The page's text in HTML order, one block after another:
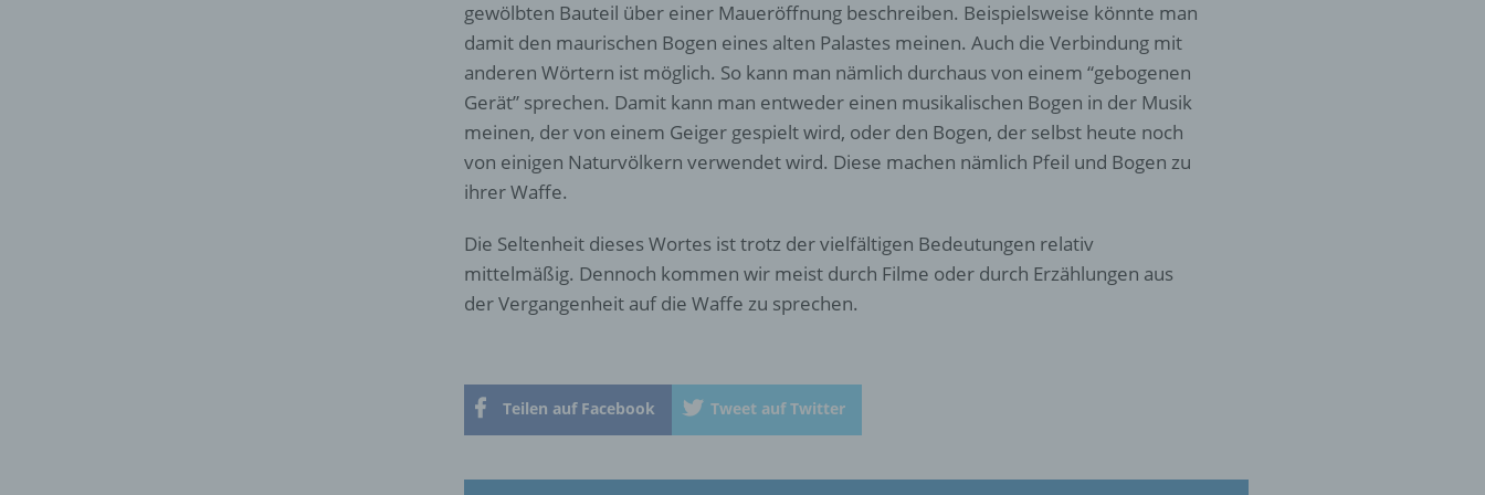
gewölbten Bauteil über einer Maueröffnung beschreiben. Beispielsweise könnte man
damit den maurischen Bogen eines alten Palastes meinen. Auch die Verbindung mit
anderen Wörtern ist möglich. So kann man nämlich durchaus von einem “gebogenen
Gerät” sprechen. Damit kann man entweder einen musikalischen Bogen in der Musik
meinen, der von einem Geiger gespielt wird, oder den Bogen, der selbst heute noch
von einigen Naturvölkern verwendet wird. Diese machen nämlich Pfeil und Bogen zu
ihrer Waffe.
Die Seltenheit dieses Wortes ist trotz der vielfältigen Bedeutungen relativ
mittelmäßig. Dennoch kommen wir meist durch Filme oder durch Erzählungen aus
der Vergangenheit auf die Waffe zu sprechen.
Teilen auf Facebook Tweet auf Twitter
Person angesehen, die direkt oder indirekt, insbesondere mittels
Zuordnung zu einer Kennung wie einem Namen, zu einer
Kennnummer, zu Standortdaten, zu einer Online-Kennung oder zu
einem oder mehreren besonderen Merkmalen, die Ausdruck der
physischen, physiologischen, genetischen, psychischen,
wirtschaftlichen, kulturellen oder sozialen Identität dieser natürlichen
Person sind, identifiziert werden kann.
Betroffene Person ist jede identifizierte oder identifizierbare
natürliche Person, deren personenbezogene Daten von dem für die
c) Verarbeitung
ausgeführte Vorgang oder jede solche Vorgangsreihe im